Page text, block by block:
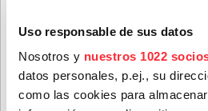
Uso responsable de sus datos
Nosotros y nuestros 1022
datos personales, p.ej., su
como las cookies para
Apellidos